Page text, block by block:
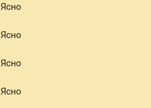
Ясно
Ясно
Ясно
Ясно